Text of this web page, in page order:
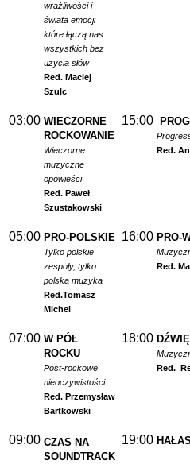
wrażliwości i
świata emocji
które łączą nas
wszystkich bez
użycia słów
Red. Maciej
Szulc
03:00 WIECZORNE
ROCKOWANIE
Wieczorne
muzyczne
opowieści
Red. Paweł
Szustakowski
15:00
Red.
05:00 PRO-POLSKIE
Tylko polskie
zespoły, tylko
polska muzyka
Red.Tomasz
Michel
16:00 PRO-
Red.
07:00 W PÓŁ
ROCKU
Post-rockowe
nieoczywistości
Red. Przemysław
Bartkowski
18:00
Red.
09:00 CZAS NA
SOUNDTRACK
19:00